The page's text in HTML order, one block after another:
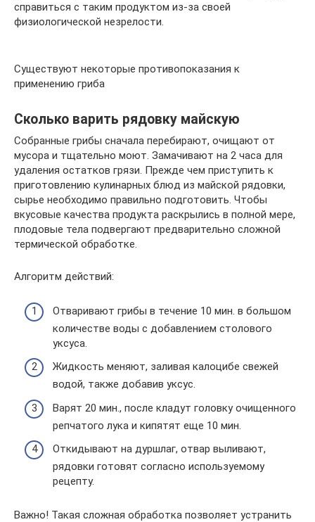
справиться с таким продуктом из-за своей
физиологической незрелости.
Существуют некоторые противопоказания к
применению гриба
Сколько варить рядовку майскую
Собранные грибы сначала перебирают, очищают от
мусора и тщательно моют. Замачивают на 2 часа для
удаления остатков грязи. Прежде чем приступить к
приготовлению кулинарных блюд из майской рядовки,
сырье необходимо правильно подготовить. Чтобы
вкусовые качества продукта раскрылись в полной мере,
плодовые тела подвергают предварительно сложной
термической обработке.
Алгоритм действий:
Отваривают грибы в течение 10 мин. в большом
количестве воды с добавлением столового
уксуса.
Жидкость меняют, заливая калоцибе свежей
водой, также добавив уксус.
Варят 20 мин., после кладут головку очищенного
репчатого лука и кипятят еще 10 мин.
Откидывают на дуршлаг, отвар выливают,
рядовки готовят согласно используемому
рецепту.
Важно! Такая сложная обработка позволяет устранить